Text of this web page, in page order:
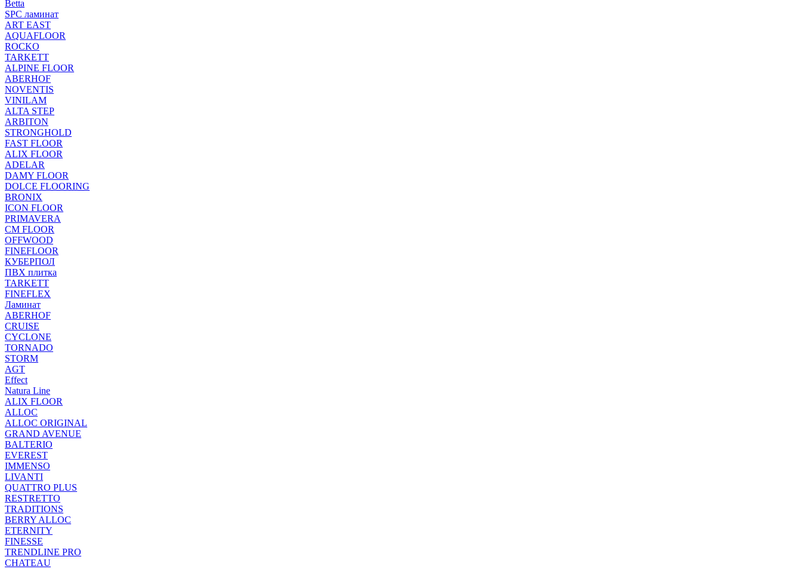
Betta
SPC ламинат
ART EAST
AQUAFLOOR
ROCKO
TARKETT
ALPINE FLOOR
ABERHOF
NOVENTIS
VINILAM
ALTA STEP
ARBITON
STRONGHOLD
FAST FLOOR
ALIX FLOOR
ADELAR
DAMY FLOOR
DOLCE FLOORING
BRONIX
ICON FLOOR
PRIMAVERA
CM FLOOR
OFFWOOD
FINEFLOOR
КУБЕРПОЛ
ПВХ плитка
TARKETT
FINEFLEX
Ламинат
ABERHOF
CRUISE
CYCLONE
TORNADO
STORM
AGT
Effect
Natura Line
ALIX FLOOR
ALLOC
ALLOC ORIGINAL
GRAND AVENUE
BALTERIO
EVEREST
IMMENSO
LIVANTI
QUATTRO PLUS
RESTRETTO
TRADITIONS
BERRY ALLOC
ETERNITY
FINESSE
TRENDLINE PRO
CHATEAU